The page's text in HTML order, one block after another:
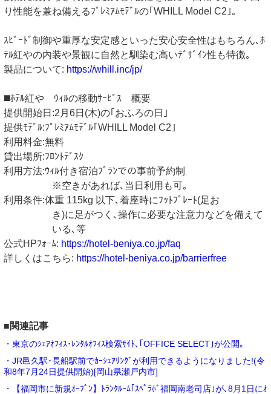
り性能を兼ね備えるﾌﾟﾚﾐｱﾑﾓﾃﾞﾙの｢WHILL Model C2｣｡
ｽﾋﾟｰﾄﾞ制御や重厚な安定感といった安心安全性はもちろん､ﾎ
ﾃﾙ紅やの内装や景観に自然と馴染む高いﾃﾞｻﾞｲﾝ性も特徴｡
製品について: https://whill.inc/jp/
◼️ﾎﾃﾙ紅や ｳｨﾙの移動ｻｰﾋﾞｽ 概要
提供開始日:2月6日(木)の｢おふろの日｣
提供ﾓﾃﾞﾙ:ﾌﾟﾚﾐｱﾑﾓﾃﾞﾙ｢WHILL Model C2｣
利用料金:無料
貸出場所:ﾌﾛﾝﾄﾃﾞｽｸ
利用方法:ｳｨﾙ付き宿泊ﾌﾟﾗﾝでの事前予約制
※空きがあれば､当日利用も可｡
利用条件:体重 115kg 以下､着座時にﾌｯﾄﾌﾟﾚｰﾄ(足お
き)に足がつく､操作に必要な注意力などを備えて
いる､等
公式HPﾌｫｰﾑ: https://hotel-beniya.co.jp/faq
詳しくはこちら: https://hotel-beniya.co.jp/barrierfree
■関連記事
・東京のｼｪｱｵﾌｨｽ･ﾚﾝﾀﾙｵﾌｨｽ検索ｻｲﾄ､｢OFFICE SELECT｣が公開｡
・JR邑久駅･長船駅前でｶｰｼｪｱﾘﾝｸﾞが利用できるようになりました!(令
和8年7月24日提供開始)[岡山県瀬戸内市]
・【福岡市に新規ｵｰﾌﾟﾝ】ﾄﾗﾝｸﾙｰﾑ｢ｽﾍﾟﾗﾎﾞ福岡南老司店｣が､8月1日にｵ